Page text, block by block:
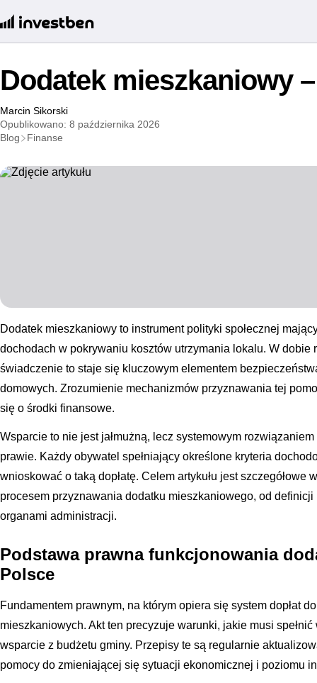
Dodatek mieszkaniowy
Marcin Sikorski
Opublikowano: 8 października 2026
Blog
Finanse
Dodatek mieszkaniowy to instrument polityki społecznej
dochodach w pokrywaniu kosztów utrzymania lokalu. W dobie
świadczenie to staje się kluczowym elementem
domowych. Zrozumienie mechanizmów przyznawania tej
się o środki finansowe.
Wsparcie to nie jest jałmużną, lecz systemowym
prawie. Każdy obywatel spełniający określone kryteria
wnioskować o taką dopłatę. Celem artykułu jest szczegółowe
procesem przyznawania dodatku mieszkaniowego, od definicji
organami administracji.
Podstawa prawna funkcjonowania
Polsce
Fundamentem prawnym, na którym opiera się system dopłat
mieszkaniowych. Akt ten precyzuje warunki, jakie musi
wsparcie z budżetu gminy. Przepisy te są regularnie
pomocy do zmieniającej się sytuacji ekonomicznej i poziomu